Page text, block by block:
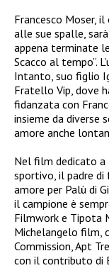
Francesco Moser,
alle sue spalle,
appena terminate
Scacco al tempo”.
Intanto, suo figlio
Fratello Vip, dove
fidanzata con
insieme da diverse
amore anche
Nel film dedicato a
sportivo, il padre
amore per Palù di
il campione è
Filmwork e Tipota
Michelangelo film,
Commission, Apt
con il contributo di